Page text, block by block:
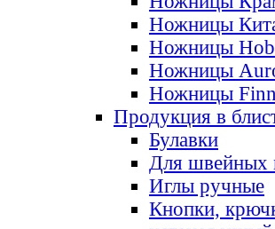
Ножницы
Ножницы
Ножницы
Ножницы
Продукция в
Булавки
Для швейных
Иглы ручные
Кнопки,